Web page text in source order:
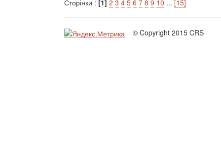
Сторінки : [1] 2 3 4 5 6 7 8 9 10 ... [15]
© Copyright 2015 CRS